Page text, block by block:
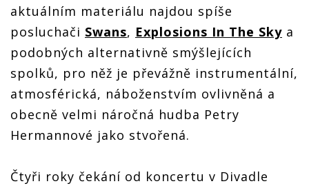
aktuálním materiálu najdou spíše
posluchači Swans, Explosions In The Sky a
podobných alternativně smýšlejících
spolků, pro něž je převážně instrumentální,
atmosférická, náboženstvím ovlivněná a
obecně velmi náročná hudba Petry
Hermannové jako stvořená.
Čtyři roky čekání od koncertu v Divadle